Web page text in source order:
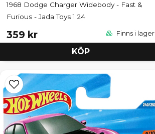
1968 Dodge Charger Widebody - Fast &
Furious - Jada Toys 1:24
359 kr Finns i lager
KÖP